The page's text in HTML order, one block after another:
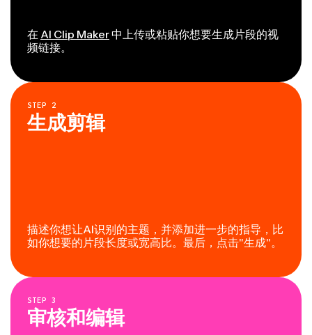
在 AI Clip Maker中上传或粘贴你想要生成片段的视
频链接。
STEP 2
生成剪辑
描述你想让AI识别的主题，并添加进一步的指导，比
如你想要的片段长度或宽高比。最后，点击"生成"。
STEP 3
审核和编辑